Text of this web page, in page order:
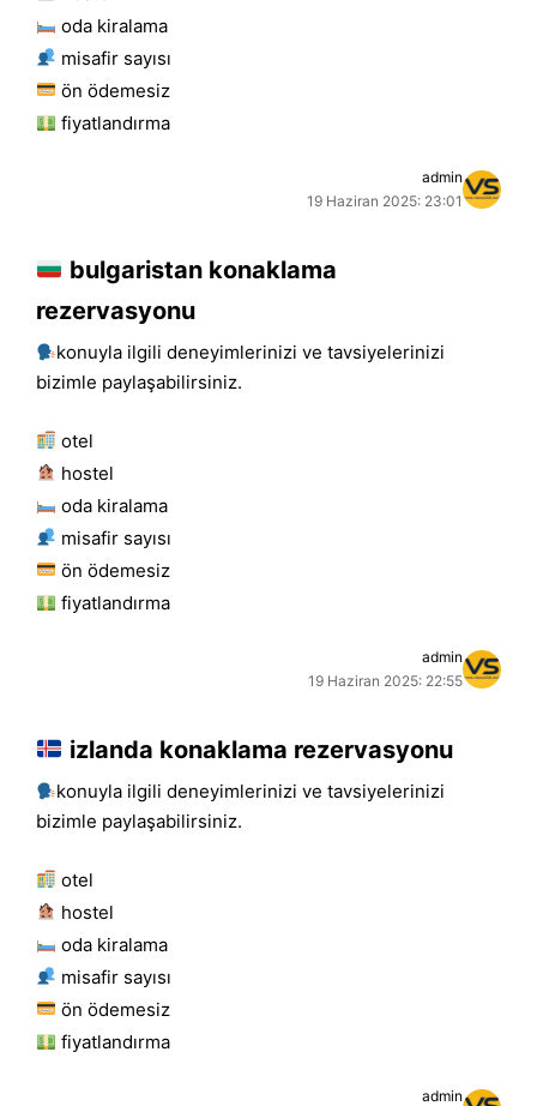
oda kiralama
misafir sayısı
ön ödemesiz
fiyatlandırma
admin
19 Haziran 2025: 23:01
bulgaristan konaklama
rezervasyonu
konuyla ilgili deneyimlerinizi ve tavsiyelerinizi
bizimle paylaşabilirsiniz.
otel
hostel
oda kiralama
misafir sayısı
ön ödemesiz
fiyatlandırma
admin
19 Haziran 2025: 22:55
izlanda konaklama rezervasyonu
konuyla ilgili deneyimlerinizi ve tavsiyelerinizi
bizimle paylaşabilirsiniz.
otel
hostel
oda kiralama
misafir sayısı
ön ödemesiz
fiyatlandırma
admin